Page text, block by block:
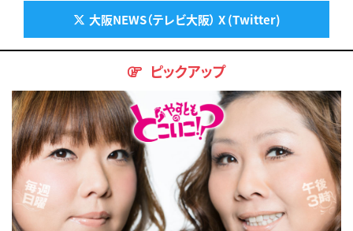
大阪NEWS（テレビ大阪） X (Twitter)
ピックアップ